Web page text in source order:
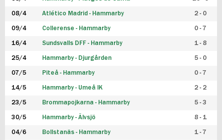
08/4 Atlético Madrid - Hammarby 2 - 0
09/4 Collerense - Hammarby 0 - 7
16/4 Sundsvalls DFF - Hammarby 1 - 8
25/4 Hammarby - Djurgården 5 - 0
07/5 Piteå - Hammarby 0 - 7
14/5 Hammarby - Umeå IK 2 - 2
23/5 Brommapojkarna - Hammarby 5 - 3
30/5 Hammarby - Älvsjö 8 - 1
04/6 Bollstanäs - Hammarby 1 - 7